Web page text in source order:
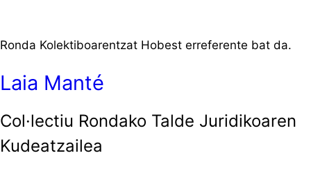
Ronda Kolektiboarentzat Hobest erreferente bat da.
Laia Manté
Col·lectiu Rondako Talde Juridikoaren
Kudeatzailea